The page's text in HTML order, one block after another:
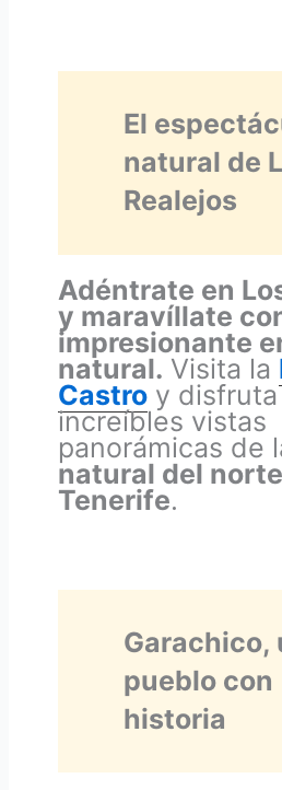
El
natural de
Realejos
Adéntrate en
y maravíllate
impresionante
natural. Visita la
Castro y
increíbles vistas
panorámicas de
natural del
Tenerife.
Garachico,
pueblo con
historia